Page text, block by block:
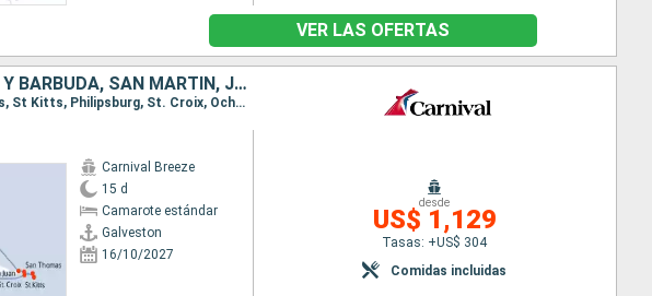
VER LAS OFERTAS
ESTADOS UNIDOS, BAHAMAS, PUERTO RICO, ANTIGUA Y BARBUDA, SAN MARTÍN, JAMAICA
Itinerario : Galveston, Key West, Celebration Key, San Juan, San Thomas, St Kitts, Philipsburg, St. Croix, Ocho Rios, Galveston
Carnival Breeze
15 d
Camarote estándar
Galveston
16/10/2027
desde
US$ 1,129
Tasas: +US$ 304
Comidas incluidas